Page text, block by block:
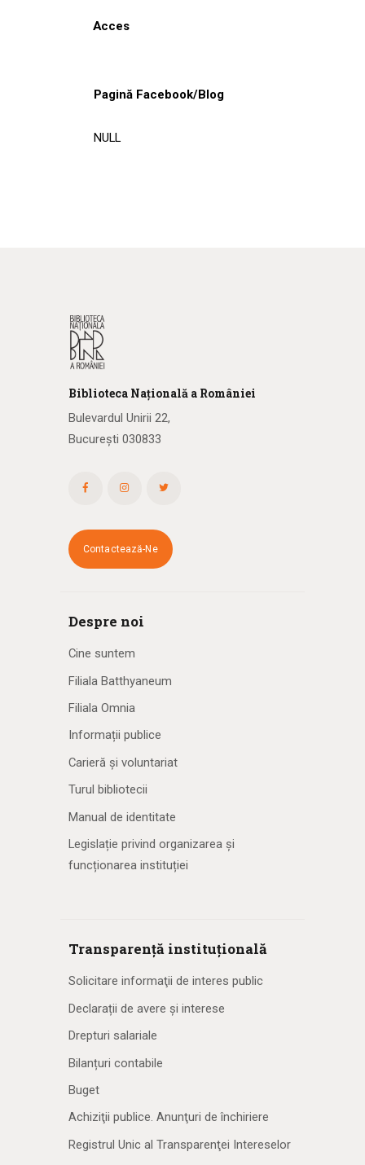
Acces
Pagină Facebook/Blog
NULL
Biblioteca Națională a României
Bulevardul Unirii 22,
București 030833
Contactează-Ne
Despre noi
Cine suntem
Filiala Batthyaneum
Filiala Omnia
Informații publice
Carieră și voluntariat
Turul bibliotecii
Manual de identitate
Legislație privind organizarea și
funcționarea instituției
Transparență instituțională
Solicitare informaţii de interes public
Declarații de avere și interese
Drepturi salariale
Bilanțuri contabile
Buget
Achiziţii publice. Anunţuri de închiriere
Registrul Unic al Transparenţei Intereselor